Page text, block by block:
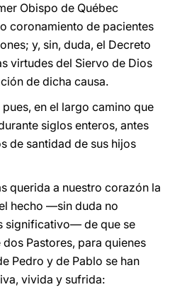
Obispo de Québec
coronamiento de pacientes
y, sin, duda, el Decreto
virtudes del Siervo de Dios
de dicha causa.
en el largo camino que
siglos enteros, antes
de santidad de sus hijos
querida a nuestro corazón la
hecho —sin duda no
significativo— de que se
Pastores, para quienes
Pedro y de Pablo se han
vivida y sufrida: